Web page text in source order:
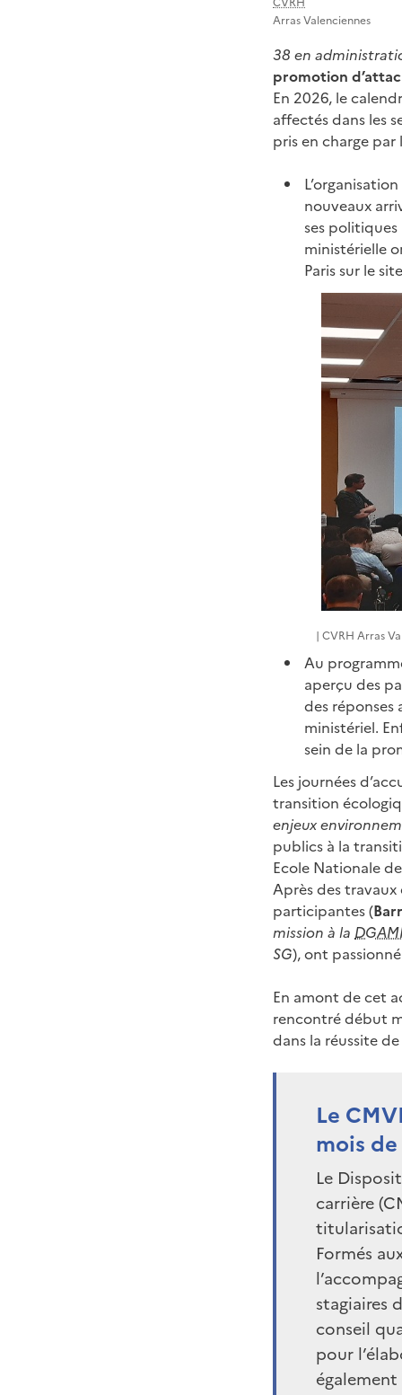
Arras Valenciennes
38 en
promotion
En 2026, le
affectés dans les
pris en charge
nouveaux
ses
ministérielle
Paris sur le
| CVRH Arras
Au
aperçu des
des réponses
ministériel.
sein de la
Les journées
transition
enjeux
publics à la
Ecole Nationale
Après des travaux
participantes (
mission à la
SG), ont
En amont de cet
rencontré début
dans la réussite
Le
mois
Le
carrière
Formés
stagiaires
conseil
pour